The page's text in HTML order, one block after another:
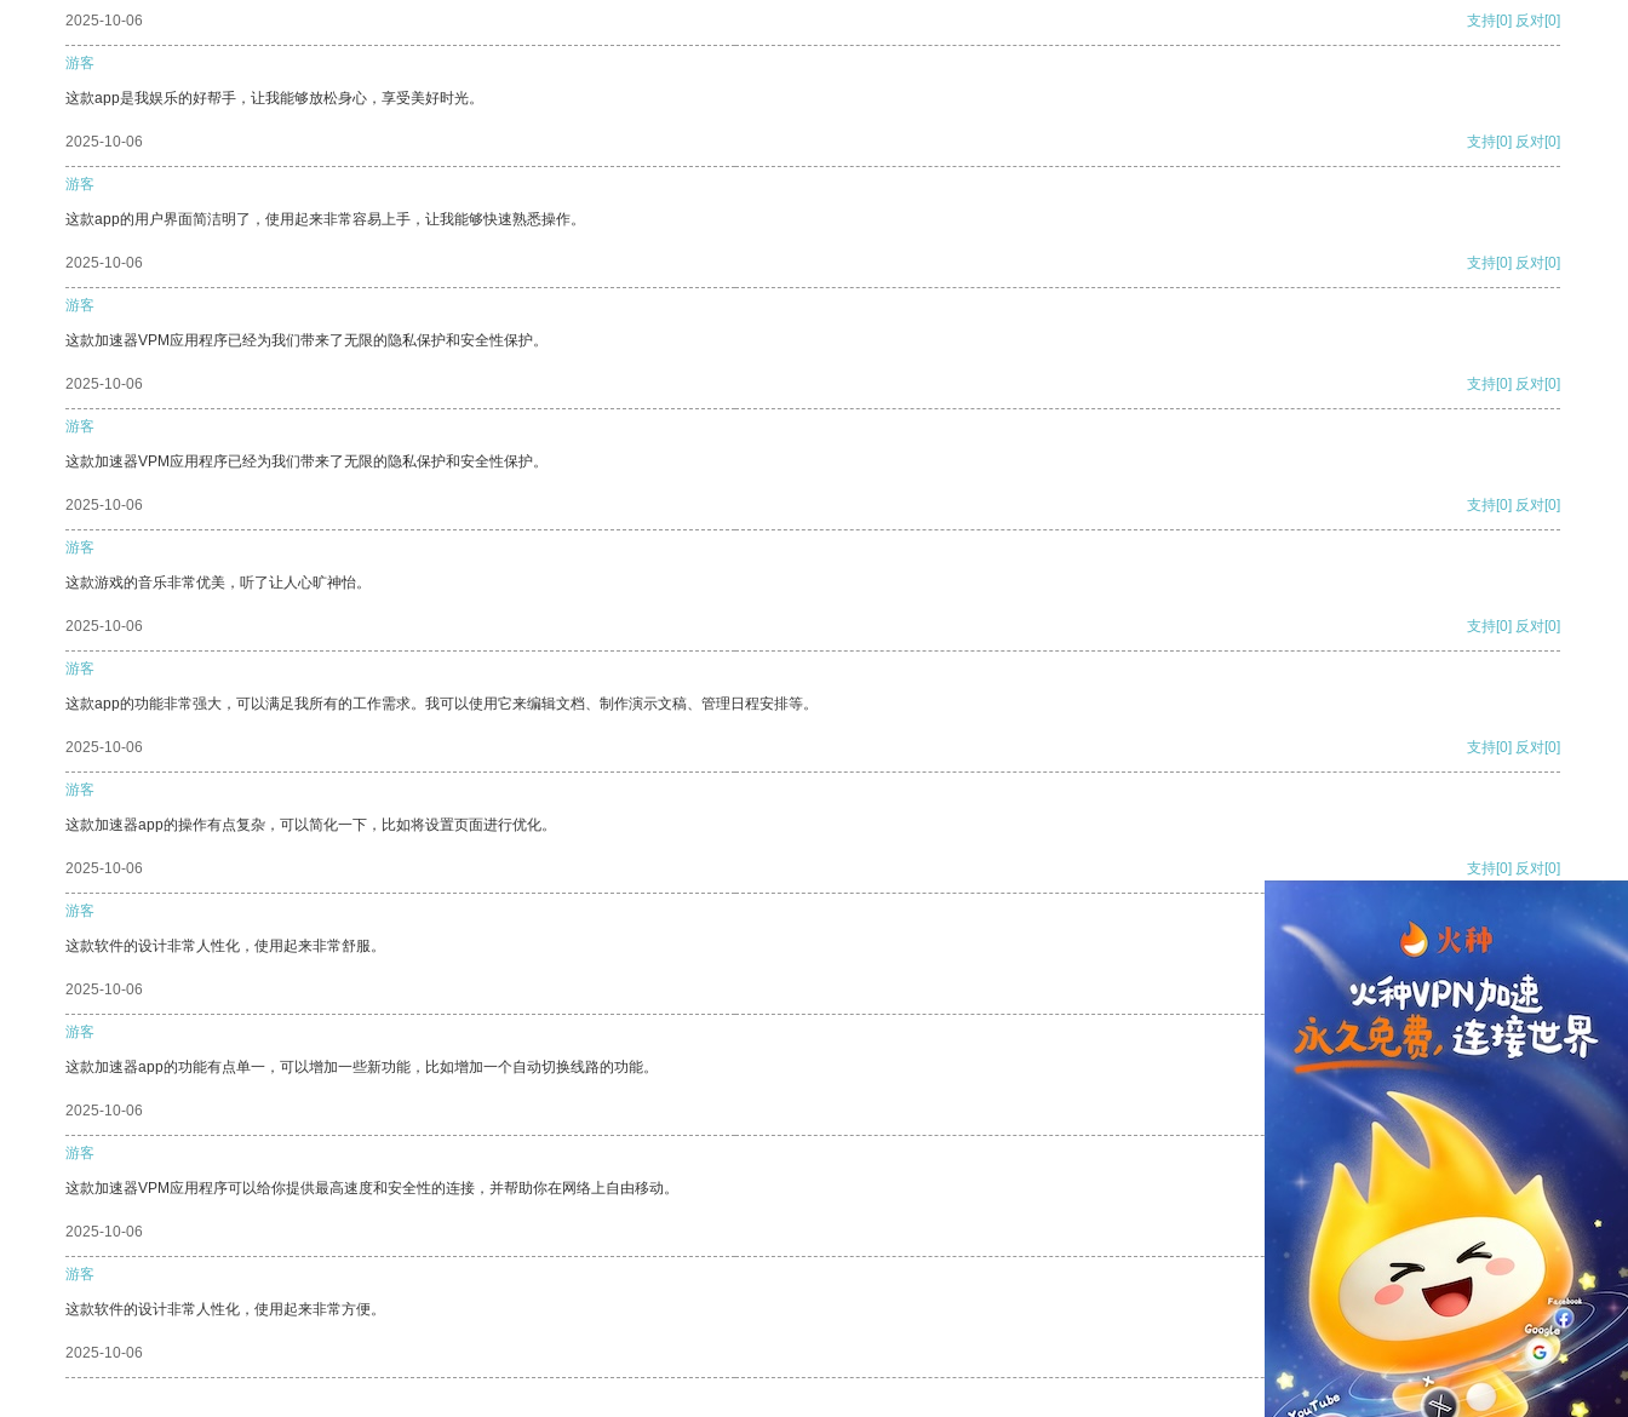
2025-10-06 支持[0] 反对[0]
游客
这款app是我娱乐的好帮手，让我能够放松身心，享受美好时光。
2025-10-06 支持[0] 反对[0]
游客
这款app的用户界面简洁明了，使用起来非常容易上手，让我能够快速熟悉操作。
2025-10-06 支持[0] 反对[0]
游客
这款加速器VPM应用程序已经为我们带来了无限的隐私保护和安全性保护。
2025-10-06 支持[0] 反对[0]
游客
这款加速器VPM应用程序已经为我们带来了无限的隐私保护和安全性保护。
2025-10-06 支持[0] 反对[0]
游客
这款游戏的音乐非常优美，听了让人心旷神怡。
2025-10-06 支持[0] 反对[0]
游客
这款app的功能非常强大，可以满足我所有的工作需求。我可以使用它来编辑文档、制作演示文稿、管理日程安排等。
2025-10-06 支持[0] 反对[0]
游客
这款加速器app的操作有点复杂，可以简化一下，比如将设置页面进行优化。
2025-10-06 支持[0] 反对[0]
游客
这款软件的设计非常人性化，使用起来非常舒服。
2025-10-06 支持[0] 反对
游客
这款加速器app的功能有点单一，可以增加一些新功能，比如增加一个自动切换线路的功能。
2025-10-06 支持
游客
这款加速器VPM应用程序可以给你提供最高速度和安全性的连接，并帮助你在网络上自由移动。
2025-10-06 反对 [0]
游客
这款软件的设计非常人性化，使用起来非常方便。
2025-10-06 支持[0] 反对[0]